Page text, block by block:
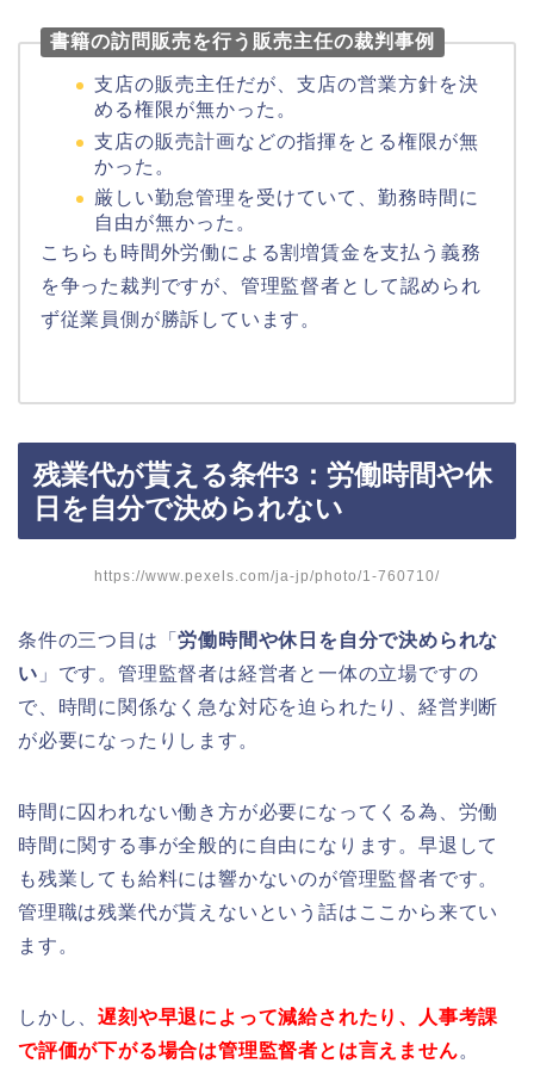
書籍の訪問販売を行う販売主任の裁判事例
支店の販売主任だが、支店の営業方針を決
める権限が無かった。
支店の販売計画などの指揮をとる権限が無
かった。
厳しい勤怠管理を受けていて、勤務時間に
自由が無かった。
こちらも時間外労働による割増賃金を支払う義務
を争った裁判ですが、管理監督者として認められ
ず従業員側が勝訴しています。
残業代が貰える条件3：労働時間や休
日を自分で決められない
https://www.pexels.com/ja-jp/photo/1-760710/
条件の三つ目は「労働時間や休日を自分で決められな
い 」です。管理監督者は経営者と一体の立場ですの
で、時間に関係なく急な対応を迫られたり、経営判断
が必要になったりします。
時間に囚われない働き方が必要になってくる為、労働
時間に関する事が全般的に自由になります。早退して
も残業しても給料には響かないのが管理監督者です。
管理職は残業代が貰えないという話はここから来てい
ます。
しかし、遅刻や早退によって減給されたり、人事考課
で評価が下がる場合は管理監督者とは言えません。